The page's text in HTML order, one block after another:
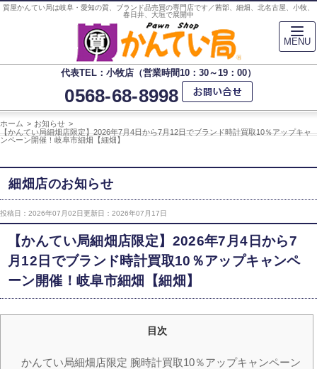
質屋かんてい局は岐阜・愛知の質、ブランド品売買の専門店です／茜部、細畑、北名古屋、小牧、
春日井、大垣で展開中
代表TEL：小牧店（営業時間10：30～19：00）
0568-68-8998
ホーム
お知らせ
【かんてい局細畑店限定】2026年7月4日から7月12日でブランド時計買取10％アップキャ
ンペーン開催！岐阜市細畑【細畑】
細畑店のお知らせ
投稿日：2026年07月02日 更新日：2026年07月17日
【かんてい局細畑店限定】2026年7月4日から7
月12日でブランド時計買取10％アップキャンペ
ーン開催！岐阜市細畑【細畑】
目次
かんてい局細畑店限定 腕時計買取10％アップキャンペーン
MENU